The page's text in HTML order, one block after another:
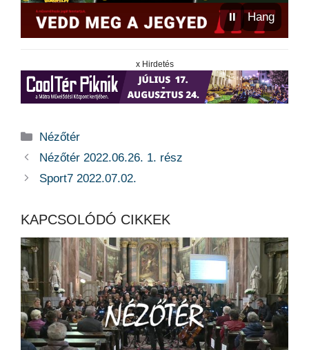
⏸ Hang
x Hirdetés
Kategória
Nézőtér
Nézőtér 2022.06.26. 1. rész
Sport7 2022.07.02.
KAPCSOLÓDÓ CIKKEK